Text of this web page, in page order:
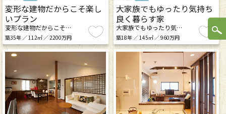
変形な建物だからこそ楽し
いプラン
変形な建物だからこそ…
築35年 ／ 112㎡ ／ 2200万円
大家族でもゆったり気持ち
良く暮らす家
大家族でもゆったり気…
築18年 ／ 145㎡ ／ 960万円